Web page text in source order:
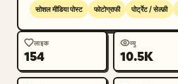
सोशल मीडिया पोस्ट फोटोग्राफी पोर्ट्रेट / सेल्फ़ी
लाइक
154
व्यू
10.5K